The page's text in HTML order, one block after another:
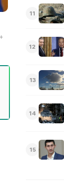
11
12
13
14
15